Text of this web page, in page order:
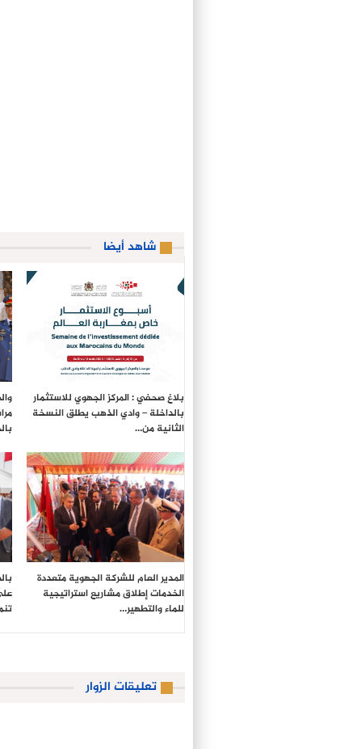
شاهد أيضا
بلاغ صحفي : المركز الجهوي للاستثمار
بالداخلة – وادي الذهب يطلق النسخة
الثانية من…
المدير العام للشركة الجهوية متعددة
الخدمات إطلاق مشاريع استراتيجية
للماء والتطهير…
تعليقات الزوار